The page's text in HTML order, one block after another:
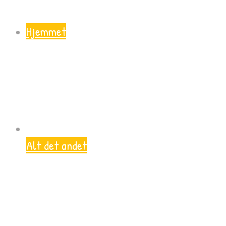
Hjemmet
Alt det andet